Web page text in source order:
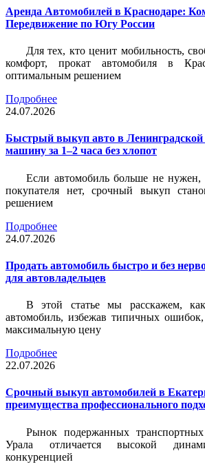
Аренда Автомобилей в Краснодаре:
Передвижение по Югу России
Для тех, кто ценит мобильность,
комфорт, прокат автомобиля в
оптимальным решением
Подробнее
24.07.2026
Быстрый выкуп авто в Ленинградской
машину за 1–2 часа без хлопот
Если автомобиль больше не
покупателя нет, срочный выкуп
решением
Подробнее
24.07.2026
Продать автомобиль быстро и без
для автовладельцев
В этой статье мы расскажем,
автомобиль, избежав типичных
максимальную цену
Подробнее
22.07.2026
Срочный выкуп автомобилей в
преимущества профессионального
Рынок подержанных
Урала отличается высокой
конкуренцией